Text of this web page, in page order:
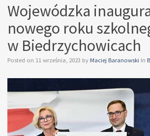
Wojewódzka
nowego roku
w Biedrzychowicach
Posted on 11 września, 2023 by Maciej Baranowski In